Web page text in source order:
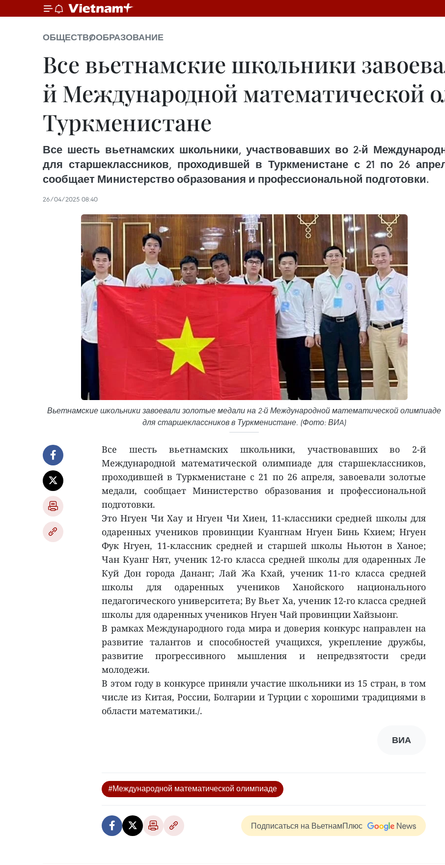
ОБЩЕСТВООБРАЗОВАНИЕ
Все вьетнамские школьники
й Международной математической
Туркменистане
Все шесть вьетнамских школьники, участвовавших во 2-й
для старшеклассников, проходившей в Туркменистане с 21 по 26
сообщает Министерство образования и профессиональной подготовки.
26/04/2025 08:40
Вьетнамские школьники завоевали золотые медали на 2-й Международной математической олимпиаде
для старшеклассников в Туркменистане. (Фото: ВИA)
Все шесть вьетнамских школьники, участвовавших во 2-й
Международной математической олимпиаде для старшеклассников,
проходившей в Туркменистане с 21 по 26 апреля, завоевали золотые
медали, сообщает Министерство образования и профессиональной
подготовки.
Это Нгуен Чи Хау и Нгуен Чи Хиен, 11-классники средней школы для
одаренных учеников провинции Куангнам Нгуен Бинь Кхием; Нгуен
Фук Нгуен, 11-классник средней и старшей школы Ньютон в Ханое;
Чан Куанг Нят, ученик 12-го класса средней школы для одаренных Ле
Куй Дон города Дананг; Лай Жа Кхай, ученик 11-го класса средней
школы для одаренных учеников Ханойского национального
педагогического университета; Ву Вьет Ха, ученик 12-го класса средней
школы для одаренных учеников Нгуен Чай провинции Хайзыонг.
В рамках Международного года мира и доверия конкурс направлен на
развитие талантов и способностей учащихся, укрепление дружбы,
развитие прогрессивного мышления и непредвзятости среди
молодежи.
В этом году в конкурсе приняли участие школьники из 15 стран, в том
числе из Китая, России, Болгарии и Турции с хорошими традициями в
области математики./.
ВИА
#Международной математической олимпиаде
Подписаться на ВьетнамПлюс